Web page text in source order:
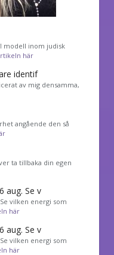
modell inom judisk
här
identif
av mig densamma,
angående den så
ta tillbaka din egen
aug. Se v
vilken energi som
här
aug. Se v
vilken energi som
här